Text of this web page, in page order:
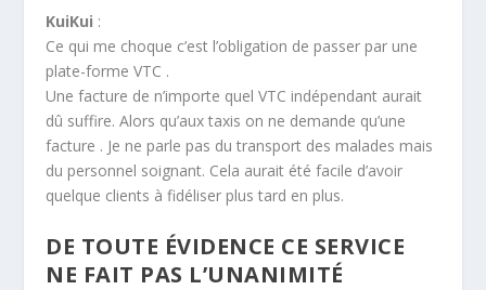
KuiKui :
Ce qui me choque c’est l’obligation de passer par une
plate-forme VTC .
Une facture de n’importe quel VTC indépendant aurait
dû suffire. Alors qu’aux taxis on ne demande qu’une
facture . Je ne parle pas du transport des malades mais
du personnel soignant. Cela aurait été facile d’avoir
quelque clients à fidéliser plus tard en plus.
DE TOUTE ÉVIDENCE CE SERVICE
NE FAIT PAS L’UNANIMITÉ